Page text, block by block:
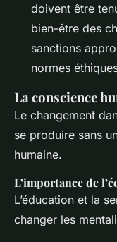
doivent être
bien-être des
sanctions
normes
La conscience
Le changement
se produire sans
humaine.
L’importance de
L’éducation et la
changer les